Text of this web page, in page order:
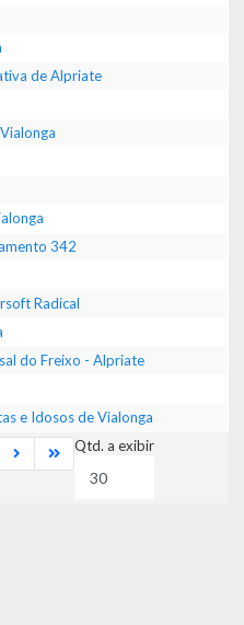
Qtd. a exibir
de Alpriate
342
Radical
do Freixo - Alpriate
e Idosos de Vialonga